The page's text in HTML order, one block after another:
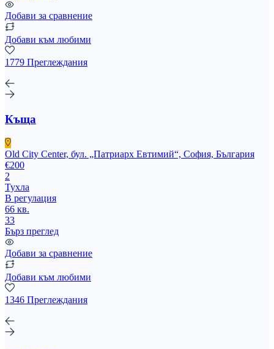
Добави за сравнение
Добави към любими
1779 Преглеждания
Къща
Old City Center, бул. „Патриарх Евтимий“, София, България
€200
2
Тухла
В регулация
66 кв.
33
Бърз преглед
Добави за сравнение
Добави към любими
1346 Преглеждания